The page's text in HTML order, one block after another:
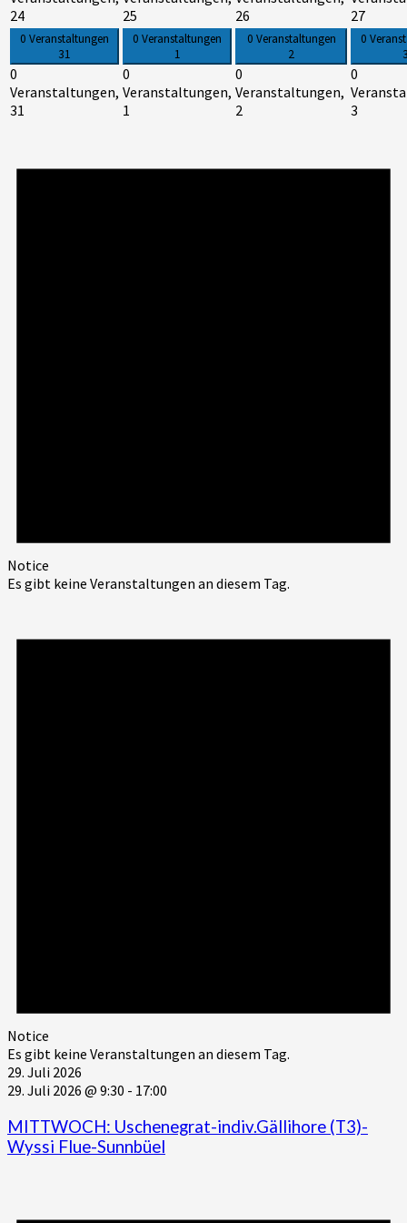
24
25
26
27
0 Veranstaltungen
31
0
Veranstaltungen,
31
0 Veranstaltungen
1
0
Veranstaltungen,
1
0 Veranstaltungen
2
0
Veranstaltungen,
2
0
0
3
Notice
Es gibt keine Veranstaltungen an diesem Tag.
Notice
Es gibt keine Veranstaltungen an diesem Tag.
29. Juli 2026
29. Juli 2026 @ 9:30 - 17:00
MITTWOCH: Uschenegrat-indiv.Gällihore (T3)-
Wyssi Flue-Sunnbüel